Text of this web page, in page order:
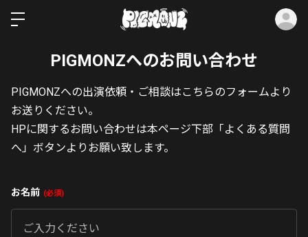
PIGMONZへのお問い合わせ
PIGMONZへの出演依頼・ご相談はこちらのフォームより
お送りください。
HPに関するお問い合わせは本ページ下部「よくある質問
へ」ボタンよりお願い致します。
お名前 必須